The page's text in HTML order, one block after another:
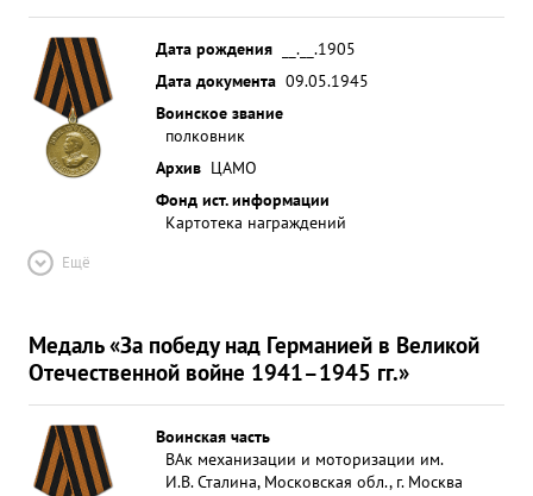
Дата рождения
__.__.1905
Дата документа 09.05.1945
Воинское звание
полковник
Архив ЦАМО
Фонд ист. информации
Картотека награждений
Ещё
Медаль «За победу над Германией в Великой
Отечественной войне 1941–1945 гг.»
Воинская часть
ВАк механизации и моторизации им.
И.В. Сталина, Московская обл., г. Москва